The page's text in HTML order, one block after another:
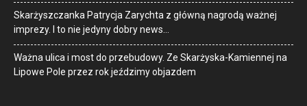
Skarżyszczanka Patrycja Zarychta z główną nagrodą ważnej
imprezy. I to nie jedyny dobry news…
Ważna ulica i most do przebudowy. Ze Skarżyska-Kamiennej na
Lipowe Pole przez rok jeździmy objazdem